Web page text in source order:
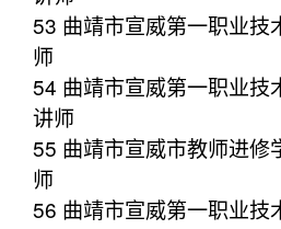
53 曲靖市宣威第一职业技
师
54 曲靖市宣威第一职业技
讲师
55 曲靖市宣威市教师进修
师
56 曲靖市宣威第一职业技